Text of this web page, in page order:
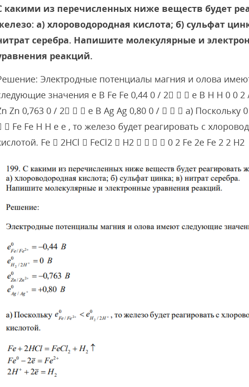
какими из перечисленных ниже веществ будет
а) хлороводородная кислота; б) сульфат
серебра. Напишите молекулярные и
реакций.
Электродные потенциалы магния и олова
значения e В Fe Fe 0,44 0 / 2   e В H H 0 0 2
Zn 0,763 0 / 2   e В Ag Ag 0,80 0 /    а) Поскольку
 Fe Fe H H e e , то железо будет реагировать с
Fe  2HCl  FeCl2  H2     0 2 Fe 2e Fe 2 2 H2